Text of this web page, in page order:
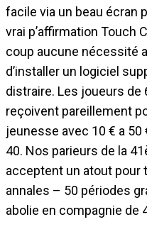
facile via un beau écran
vrai p’affirmation Touch
coup aucune nécessité
d’installer un logiciel
distraire. Les joueurs de
reçoivent pareillement
jeunesse avec 10 € a 50
40. Nos parieurs de la
acceptent un atout pour
annales – 50 périodes
abolie en compagnie de